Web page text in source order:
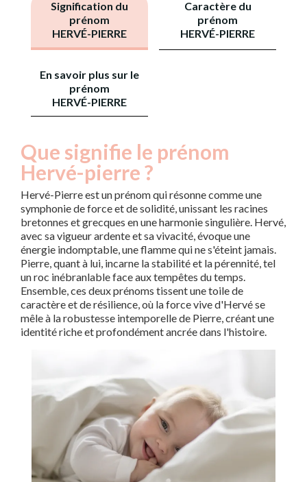
Signification du
prénom
HERVÉ-PIERRE
Caractère du
prénom
HERVÉ-PIERRE
En savoir plus sur le
prénom
HERVÉ-PIERRE
Que signifie le prénom
Hervé-pierre ?
Hervé-Pierre est un prénom qui résonne comme une
symphonie de force et de solidité, unissant les racines
bretonnes et grecques en une harmonie singulière. Hervé,
avec sa vigueur ardente et sa vivacité, évoque une
énergie indomptable, une flamme qui ne s'éteint jamais.
Pierre, quant à lui, incarne la stabilité et la pérennité, tel
un roc inébranlable face aux tempêtes du temps.
Ensemble, ces deux prénoms tissent une toile de
caractère et de résilience, où la force vive d'Hervé se
mêle à la robustesse intemporelle de Pierre, créant une
identité riche et profondément ancrée dans l'histoire.